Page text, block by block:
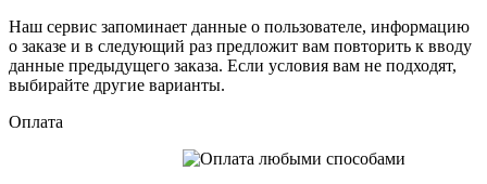
Наш сервис запоминает данные о пользователе, информацию
о заказе и в следующий раз предложит вам повторить к вводу
данные предыдущего заказа. Если условия вам не подходят,
выбирайте другие варианты.
Оплата